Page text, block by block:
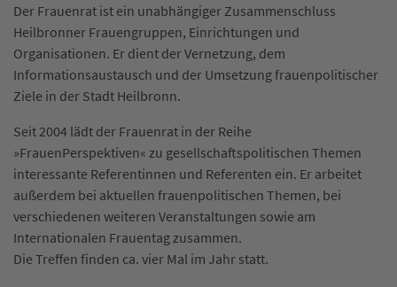
Der Frauenrat ist ein unabhängiger Zusammenschluss
Heilbronner Frauengruppen, Einrichtungen und
Organisationen. Er dient der Vernetzung, dem
Informationsaustausch und der Umsetzung frauenpolitischer
Ziele in der Stadt Heilbronn.
Seit 2004 lädt der Frauenrat in der Reihe
»FrauenPerspektiven« zu gesellschaftspolitischen Themen
interessante Referentinnen und Referenten ein. Er arbeitet
außerdem bei aktuellen frauenpolitischen Themen, bei
verschiedenen weiteren Veranstaltungen sowie am
Internationalen Frauentag zusammen.
Die Treffen finden ca. vier Mal im Jahr statt.